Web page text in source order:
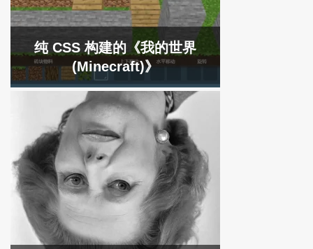
纯 CSS 构建的《我的世界
(Minecraft)》